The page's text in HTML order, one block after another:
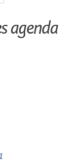
agenda